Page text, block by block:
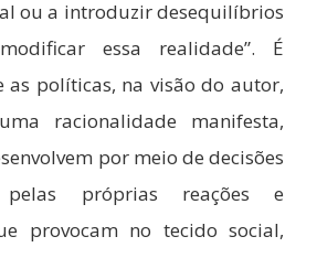
ou a introduzir desequilíbrios
essa realidade”. É
as políticas, na visão do autor,
racionalidade manifesta,
por meio de decisões
pelas próprias reações e
provocam no tecido social,